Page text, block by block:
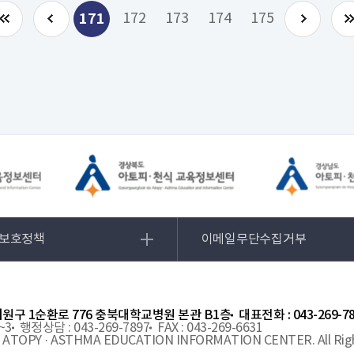
171 172 173 174 175
호정책 이메일무단수집거부
구 1순환로 776 충북대학교병원 본관 B1층 대표전화 : 043-269-
행정상담 : 043-269-7897
FAX : 043-269-6631
· ASTHMA EDUCATION INFORMATION CENTER. All